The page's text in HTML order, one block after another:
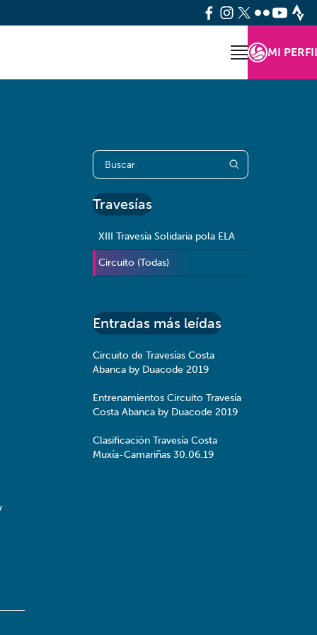
MI
Travesías
XIII Travesía Solidaria pola ELA
Circuito (Todas)
Entradas más leídas
Circuito de Travesías Costa
Abanca by Duacode 2019
Entrenamientos Circuito Travesía
Costa Abanca by Duacode 2019
Clasificación Travesía Costa
Muxía-Camariñas 30.06.19